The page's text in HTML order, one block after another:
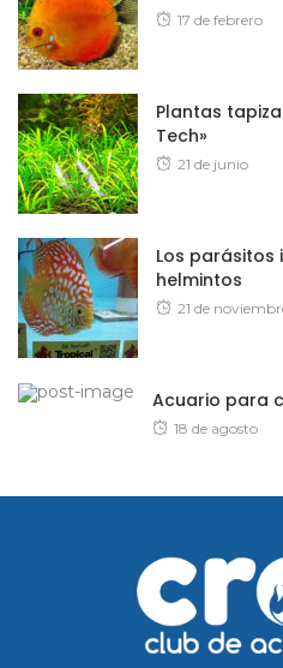
Posted
17 de febrero
Plantas
Tech»
Posted
21 de junio
Los parásitos
helmintos
Posted
21 de
Acuario para
Posted
18 de agosto